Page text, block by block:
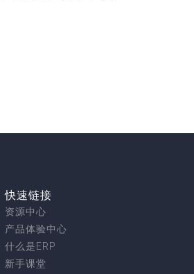
快速链接
资源中心
产品体验中心
什么是ERP
新手课堂